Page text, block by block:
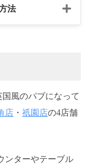
法
風のパブになって
店 ・ 祇園店の4店舗
ンターやテーブル